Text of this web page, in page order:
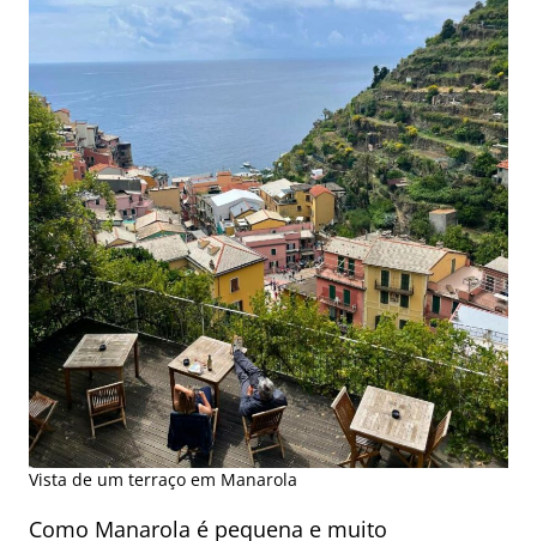
Vista de um terraço em Manarola
Como Manarola é pequena e muito